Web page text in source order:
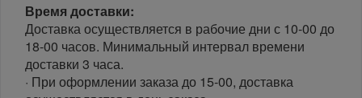
Время доставки:
Доставка осуществляется в рабочие дни с 10-00 до
18-00 часов. Минимальный интервал времени
доставки 3 часа.
· При оформлении заказа до 15-00, доставка